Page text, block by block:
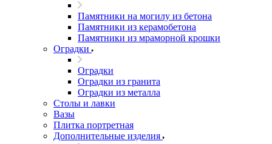
Памятники на могилу из бетона
Памятники из керамобетона
Памятники из мраморной крошки
Оградки
Оградки
Оградки из гранита
Оградки из металла
Столы и лавки
Вазы
Плитка портретная
Дополнительные изделия